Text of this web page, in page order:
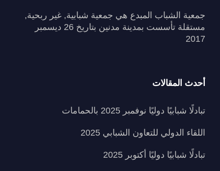
جمعية الشباب المبدع هي جمعية شبابية, غير ربحية,
مستقلة تأسست بمدينة مدنين بتاريخ 26 ديسمبر
2017
أحدث المقالات
تبادلًا شبابيًا دوليًا نوفمبر 2025 بالحمامات
اللقاء الدولي للتعاون الشبابي 2025
تبادلًا شبابيًا دوليًا أكتوبر 2025